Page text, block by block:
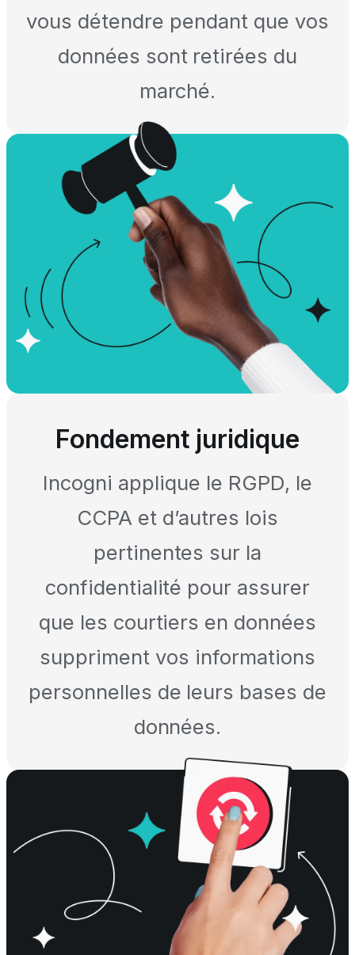
vous détendre pendant que vos
données sont retirées du
marché.
Fondement juridique
Incogni applique le RGPD, le
CCPA et d’autres lois
pertinentes sur la
confidentialité pour assurer
que les courtiers en données
suppriment vos informations
personnelles de leurs bases de
données.